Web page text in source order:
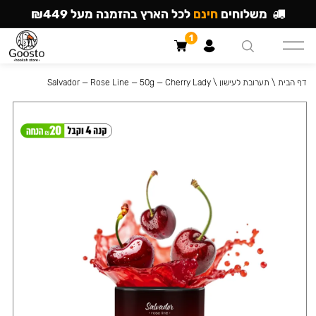
דף הבית \ תערובת לעישון \
Salvador — Rose Line — 50g — Cherry Lady
משלוחים חינם לכל הארץ בהזמנה מעל ₪449
1